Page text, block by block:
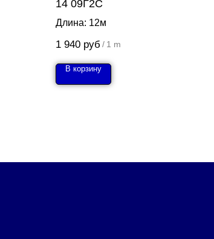
14 09Г2С
Длина: 12м
1 940 руб / 1 m
В корзину